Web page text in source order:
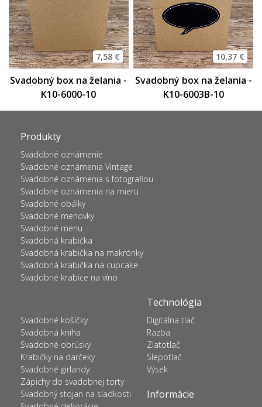
7,58 €
Svadobný box na želania -
K10-6000-10
10,37 €
Svadobný box na želania -
K10-6003B-10
Produkty
Svadobné oznámenie
Svadobné oznámenia Vintage
Svadobné oznámenia s fotografiou
Svadobné oznámenia na mieru
Svadobné obálky
Svadobné menovky
Svadobné menu
Svadobná krabička
Svadobná krabička na makrónky
Svadobná krabička na cupcake
Svadobné krabice na víno
Svadobné košíčky
Svadobná kniha
Svadobné obrúsky
Krabičky na darčeky
Svadobné girlandy
Zápichy do svadobnej torty
Svadobný stojan na sladkosti
Technológia
Digitálna tlač
Razba
Zlatotlač
Slepotlač
Výsek
Informácie